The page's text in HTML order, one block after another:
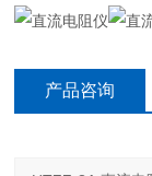
产品咨询